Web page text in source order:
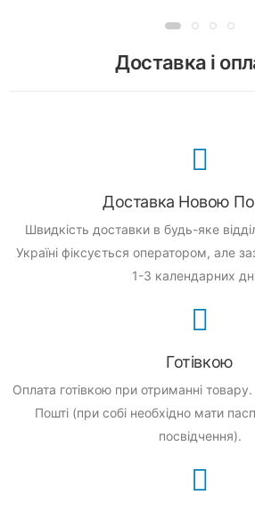
Доставка і
Доставка Новою
Швидкість доставки в будь-яке
Україні фіксується оператором, але
1-3 календарних
Готівкою
Оплата готівкою при отриманні товару.
Пошті (при собі необхідно мати
посвідчення).